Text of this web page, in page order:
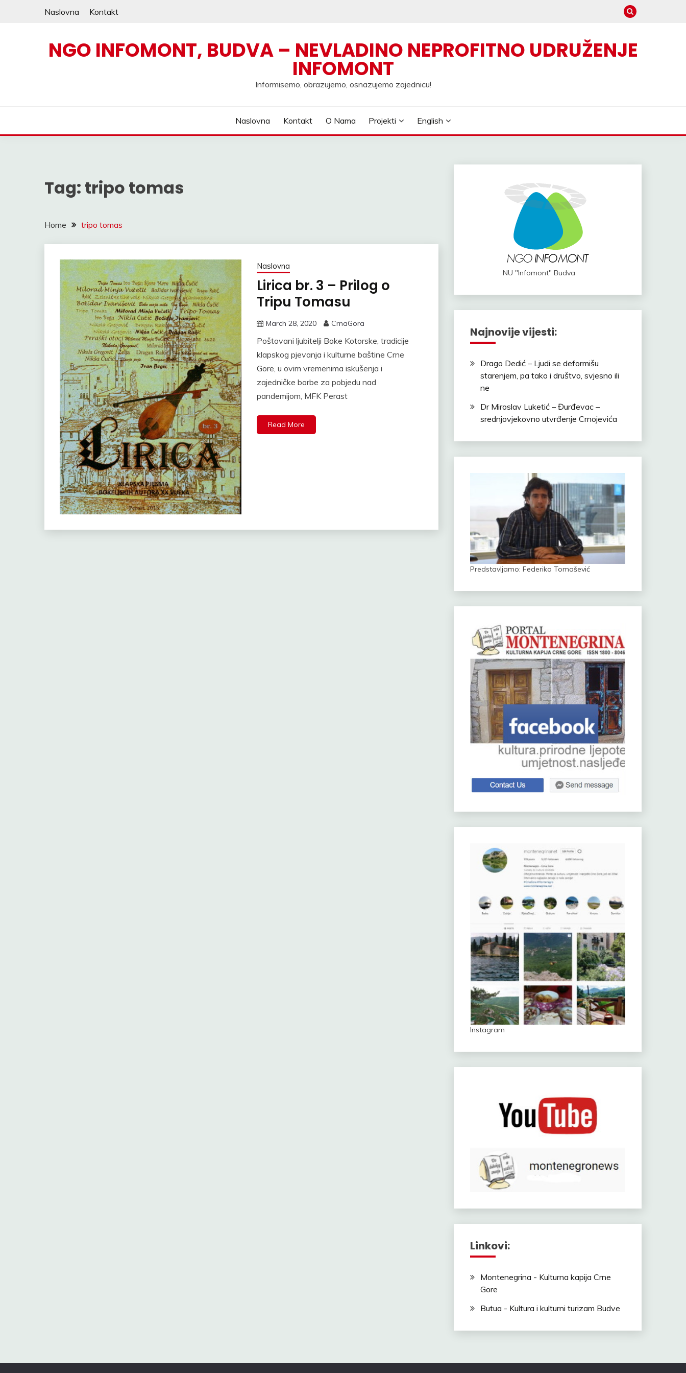
Naslovna Kontakt
NGO INFOMONT, BUDVA – NEVLADINO NEPROFITNO UDRUŽENJE
INFOMONT
Informisemo, obrazujemo, osnazujemo zajednicu!
Naslovna Kontakt O Nama Projekti English
Tag: tripo tomas
Home tripo tomas
Naslovna
Lirica br. 3 – Prilog o
Tripu Tomasu
March 28, 2020 CrnaGora
Poštovani ljubitelji Boke Kotorske, tradicije
klapskog pjevanja i kulturne baštine Crne
Gore, u ovim vremenima iskušenja i
zajedničke borbe za pobjedu nad
pandemijom, MFK Perast
Read More
NU "Infomont" Budva
Najnovije vijesti:
Drago Dedić – Ljudi se deformišu
starenjem, pa tako i društvo, svjesno ili
ne
Dr Miroslav Luketić – Đurđevac –
srednjovjekovno utvrđenje Crnojevića
Predstavljamo: Federiko Tomašević
Instagram
Linkovi:
Montenegrina - Kulturna kapija Crne
Gore
Butua - Kultura i kulturni turizam Budve